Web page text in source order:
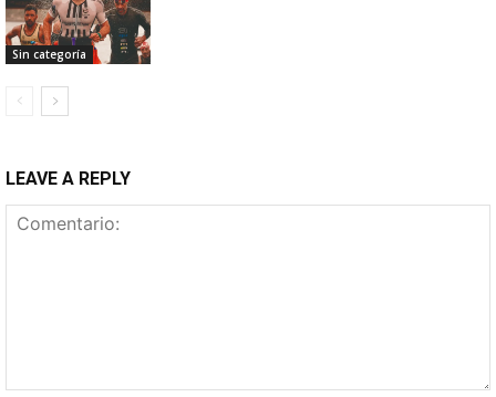
Sin categoría
LEAVE A REPLY